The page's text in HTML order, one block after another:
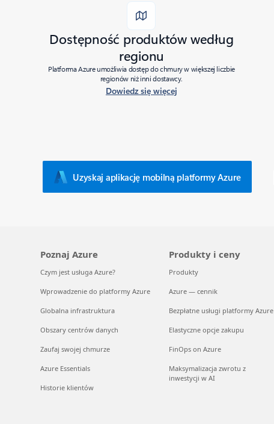
Dostępność produktów według
regionu
Platforma Azure umożliwia dostęp do chmury w większej liczbie
regionów niż inni dostawcy.
Dowiedz się więcej
Uzyskaj aplikację mobilną platformy Azure
Poznaj Azure
Czym jest usługa Azure?
Wprowadzenie do platformy Azure
Globalna infrastruktura
Obszary centrów danych
Zaufaj swojej chmurze
Azure Essentials
Historie klientów
Produkty i ceny
Produkty
Azure — cennik
Bezpłatne usługi platformy Azure
Elastyczne opcje zakupu
FinOps on Azure
Maksymalizacja zwrotu z
inwestycji w AI